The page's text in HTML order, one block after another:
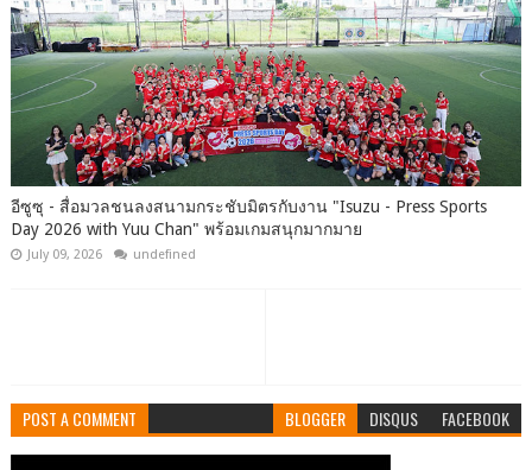
อีซูซุ - สื่อมวลชนลงสนามกระชับมิตรกับงาน "Isuzu - Press Sports
Day 2026 with Yuu Chan" พร้อมเกมสนุกมากมาย
July 09, 2026 undefined
POST A COMMENT BLOGGER DISQUS FACEBOOK